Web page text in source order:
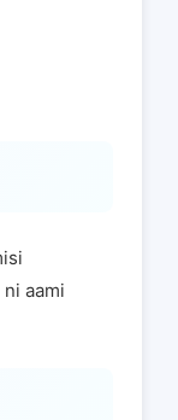
aami